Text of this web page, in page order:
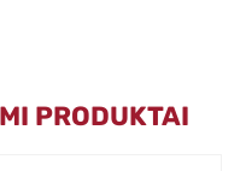
PRODUKTAI